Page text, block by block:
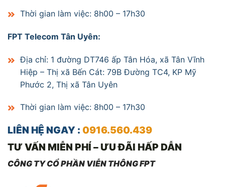
Thời gian làm việc: 8h00 – 17h30
FPT Telecom Tân Uyên:
Địa chỉ: 1 đường DT746 ấp Tân Hóa, xã Tân Vĩnh
Hiệp – Thị xã Bến Cát: 79B Đường TC4, KP Mỹ
Phước 2, Thị xã Tân Uyên
Thời gian làm việc: 8h00 – 17h30
LIÊN HỆ NGAY : 0916.560.439
TƯ VẤN MIỄN PHÍ – ƯU ĐÃI HẤP DẪN
CÔNG TY CỔ PHẦN VIỄN THÔNG FPT